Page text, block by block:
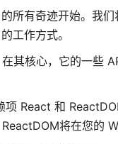
所有奇迹开始。我
工作方式。
其核心，它的一些
React 和
将在您的